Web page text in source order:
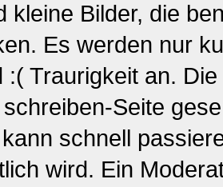
kleine Bilder, die
Es werden nur
:( Traurigkeit an.
Seite
schnell
wird. Ein